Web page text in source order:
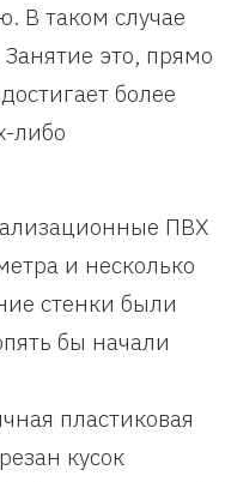
В таком случае
это, прямо
более
либо
ПВХ
и несколько
стенки были
бы начали
пластиковая
кусок